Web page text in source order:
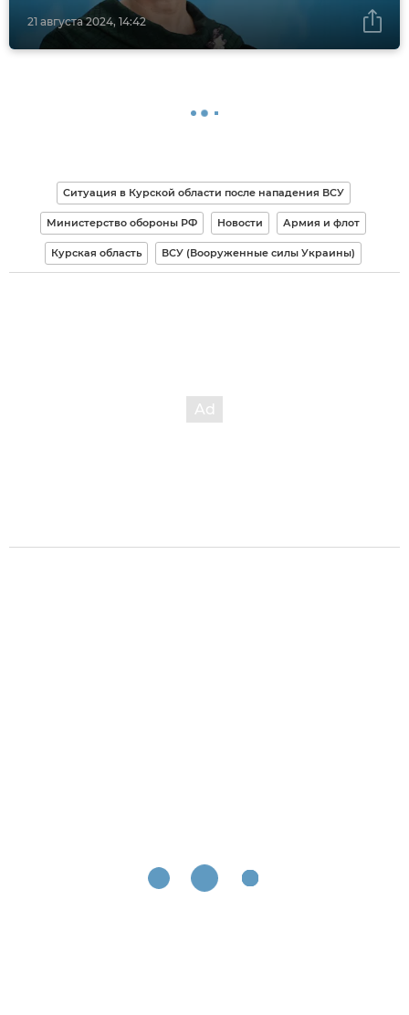
21 августа 2024, 14:42
Ситуация в Курской области после нападения ВСУ
Министерство обороны РФ Новости Армия и флот
Курская область ВСУ (Вооруженные силы Украины)